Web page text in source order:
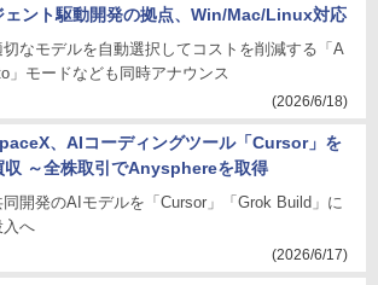
ェント駆動開発の拠点、Win/Mac/Linux対応
切なモデルを自動選択してコストを削減する「A
」モードなども同時アナウンス
(2026/6/18)
、AIコーディングツール「Cursor」を
収 ～全株取引でAnysphereを取得
同開発のAIモデルを「Cursor」「Grok Build」に
入へ
(2026/6/17)